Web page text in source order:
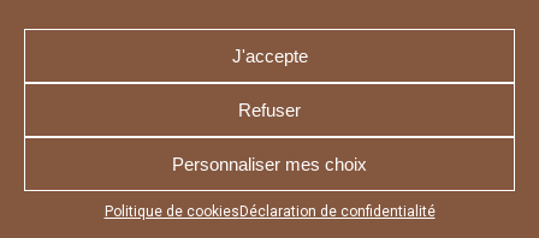
J'accepte
Refuser
Personnaliser mes choix
Politique de cookies Déclaration de confidentialité
Appuyez sur le bouton partager en bas de votre